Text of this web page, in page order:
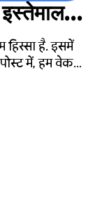
को
हिस्सा है. इसमें
में, हम वेक
कि इनका